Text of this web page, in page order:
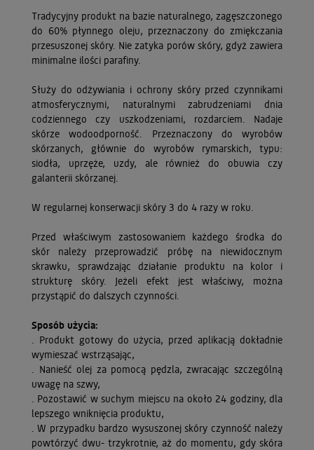
Tradycyjny produkt na bazie naturalnego, zagęszczonego
do 60% płynnego oleju, przeznaczony do zmiękczania
przesuszonej skóry. Nie zatyka porów skóry, gdyż zawiera
minimalne ilości parafiny.
Służy do odżywiania i ochrony skóry przed czynnikami
atmosferycznymi, naturalnymi zabrudzeniami dnia
codziennego czy uszkodzeniami, rozdarciem. Nadaje
skórze wodoodporność. Przeznaczony do wyrobów
skórzanych, głównie do wyrobów rymarskich, typu:
siodła, uprzęże, uzdy, ale również do obuwia czy
galanterii skórzanej.
W regularnej konserwacji skóry 3 do 4 razy w roku.
Przed właściwym zastosowaniem każdego środka do
skór należy przeprowadzić próbę na niewidocznym
skrawku, sprawdzając działanie produktu na kolor i
strukturę skóry. Jeżeli efekt jest właściwy, można
przystąpić do dalszych czynności.
Sposób użycia:
. Produkt gotowy do użycia, przed aplikacją dokładnie
wymieszać wstrząsając,
. Nanieść olej za pomocą pędzla, zwracając szczególną
uwagę na szwy,
. Pozostawić w suchym miejscu na około 24 godziny, dla
lepszego wniknięcia produktu,
. W przypadku bardzo wysuszonej skóry czynność należy
powtórzyć dwu- trzykrotnie, aż do momentu, gdy skóra